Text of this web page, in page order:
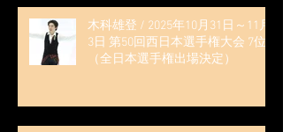
木科雄登 / 2025年10月31日～11月
3日 第50回西日本選手権大会 7位
（全日本選手権出場決定）